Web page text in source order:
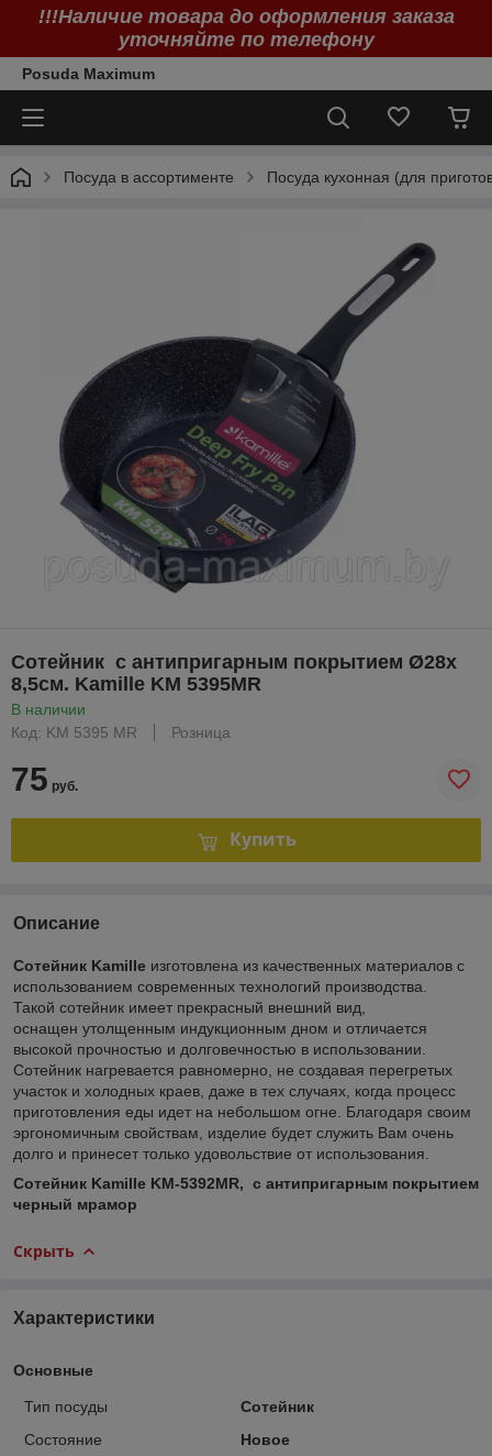
!!!Наличие товара до оформления заказа
уточняйте по телефону
Posuda Maximum
Посуда в ассортименте Посуда кухонная (для
Сотейник с антипригарным покрытием Ø28х
8,5см. Kamille KM 5395MR
В наличии
Код: KM 5395 MR
Розница
75 руб.
Купить
Описание
Cотейник Kamille изготовлена из качественных материалов с
использованием современных технологий производства.
Такой сотейник имеет прекрасный внешний вид,
оснащен утолщенным индукционным дном и отличается
высокой прочностью и долговечностью в использовании.
Сотейник нагревается равномерно, не создавая перегретых
участок и холодных краев, даже в тех случаях, когда процесс
приготовления еды идет на небольшом огне. Благодаря своим
эргономичным свойствам, изделие будет служить Вам очень
долго и принесет только удовольствие от использования.
Сотейник Kamille KM-5392MR, с антипригарным покрытием
черный мрамор
Скрыть
Характеристики
Основные
Тип посуды
Сотейник
Состояние
Новое